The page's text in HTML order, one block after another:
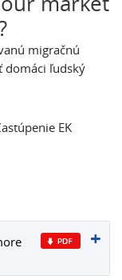
migračnú
domáci ľudský
EK